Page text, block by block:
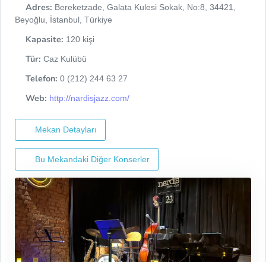
Adres: Bereketzade, Galata Kulesi Sokak, No:8, 34421,
Beyoğlu, İstanbul, Türkiye
Kapasite: 120 kişi
Tür: Caz Kulübü
Telefon: 0 (212) 244 63 27
Web: http://nardisjazz.com/
Mekan Detayları
Bu Mekandaki Diğer Konserler